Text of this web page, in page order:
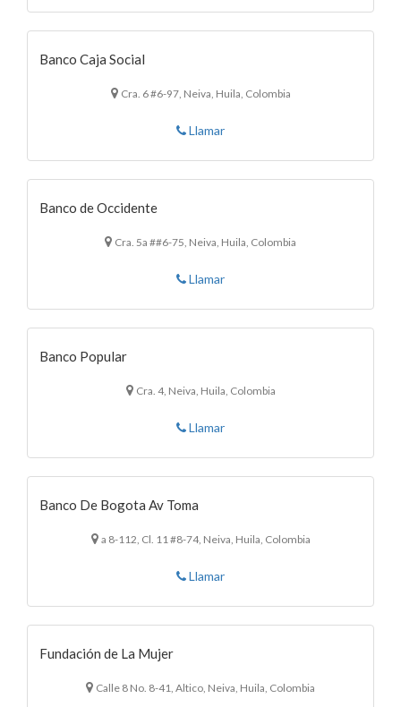
Banco Caja Social
Cra. 6 #6-97, Neiva, Huila, Colombia
Llamar
Banco de Occidente
Cra. 5a ##6-75, Neiva, Huila, Colombia
Llamar
Banco Popular
Cra. 4, Neiva, Huila, Colombia
Llamar
Banco De Bogota Av Toma
a 8-112, Cl. 11 #8-74, Neiva, Huila, Colombia
Llamar
Fundación de La Mujer
Calle 8 No. 8-41, Altico, Neiva, Huila, Colombia